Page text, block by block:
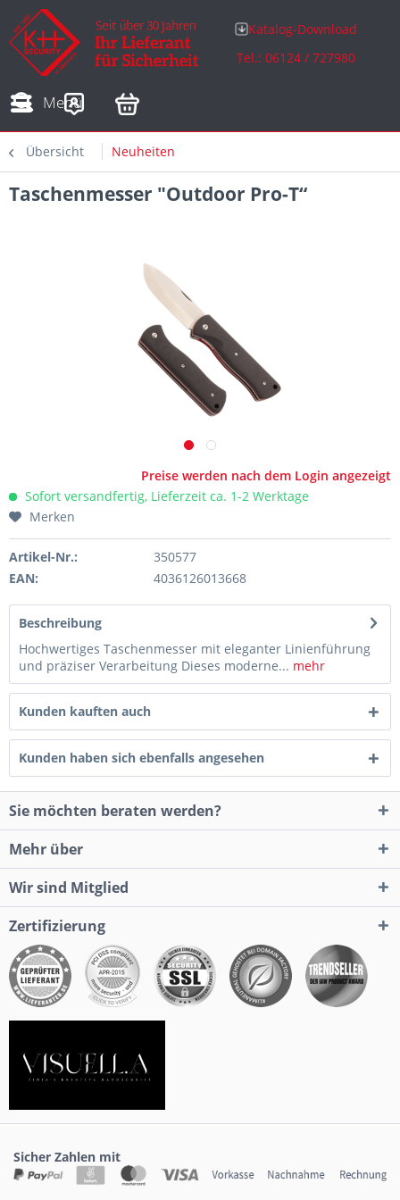
Katalog-Download
Tel.: 06124 / 727980
Menü
Adressen
Übersicht Neuheiten
Taschenmesser "Outdoor Pro-T“
Preise werden nach dem Login angezeigt
Sofort versandfertig, Lieferzeit ca. 1-2 Werktage
Merken
Artikel-Nr.:
350577
EAN:
4036126013668
Beschreibung
Hochwertiges Taschenmesser mit eleganter Linienführung
und präziser Verarbeitung Dieses moderne... mehr
Kunden kauften auch
Kunden haben sich ebenfalls angesehen
Sie möchten beraten werden?
Mehr über
Wir sind Mitglied
Zertifizierung
Sicher Zahlen mit